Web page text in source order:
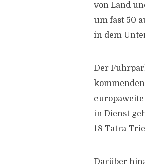
von Land
um fast 50
in dem
Der
in Dienst
18 Tatra-
Darüber